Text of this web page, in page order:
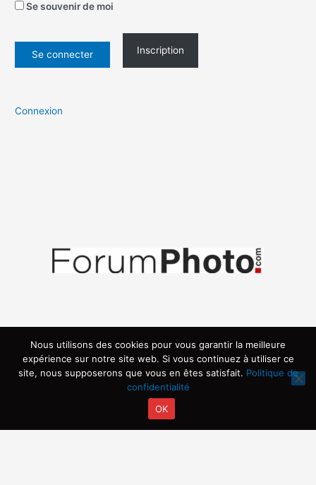
Se souvenir de moi
Inscription
Connexion
Copyright © 2026 | Propulsé par ARVIA
Nous utilisons des cookies pour vous garantir la meilleure
expérience sur notre site web. Si vous continuez à utiliser ce
site, nous supposerons que vous en êtes satisfait. Politique de
confidentialité
OK